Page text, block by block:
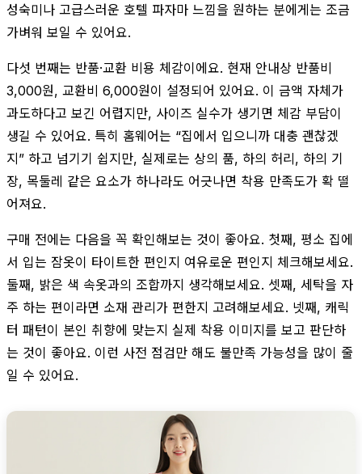
성숙미나 고급스러운 호텔 파자마 느낌을 원하는 분에게는 조금
가벼워 보일 수 있어요.
다섯 번째는 반품·교환 비용 체감이에요. 현재 안내상 반품비
3,000원, 교환비 6,000원이 설정되어 있어요. 이 금액 자체가
과도하다고 보긴 어렵지만, 사이즈 실수가 생기면 체감 부담이
생길 수 있어요. 특히 홈웨어는 “집에서 입으니까 대충 괜찮겠
지” 하고 넘기기 쉽지만, 실제로는 상의 품, 하의 허리, 하의 기
장, 목둘레 같은 요소가 하나라도 어긋나면 착용 만족도가 확 떨
어져요.
구매 전에는 다음을 꼭 확인해보는 것이 좋아요. 첫째, 평소 집에
서 입는 잠옷이 타이트한 편인지 여유로운 편인지 체크해보세요.
둘째, 밝은 색 속옷과의 조합까지 생각해보세요. 셋째, 세탁을 자
주 하는 편이라면 소재 관리가 편한지 고려해보세요. 넷째, 캐릭
터 패턴이 본인 취향에 맞는지 실제 착용 이미지를 보고 판단하
는 것이 좋아요. 이런 사전 점검만 해도 불만족 가능성을 많이 줄
일 수 있어요.